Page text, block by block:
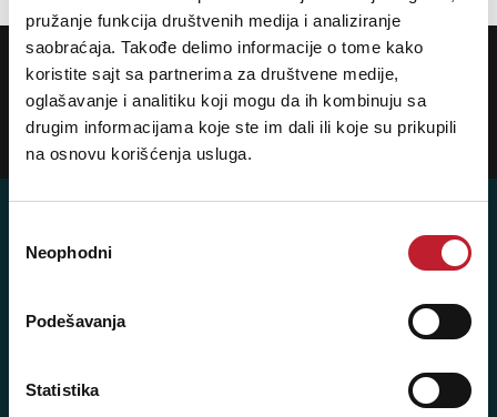
pružanje funkcija društvenih medija i analiziranje
saobraćaja. Takođe delimo informacije o tome kako
koristite sajt sa partnerima za društvene medije,
oglašavanje i analitiku koji mogu da ih kombinuju sa
drugim informacijama koje ste im dali ili koje su prikupili
na osnovu korišćenja usluga.
сагласности
Neophodni
Podešavanja
Statistika
POTREBNA VAM JE POMOĆ? POZOVITE NAS!
Ukoliko želite da dobijete najnovije informacije o novitetima i popustima,
prijavite se na naš NEWSLETTER!
Prijavi
Šifra djelatnosti: 46.19
Posredovanje u trgovini raznovrsnim proizvodima
Matični broj: 11091369